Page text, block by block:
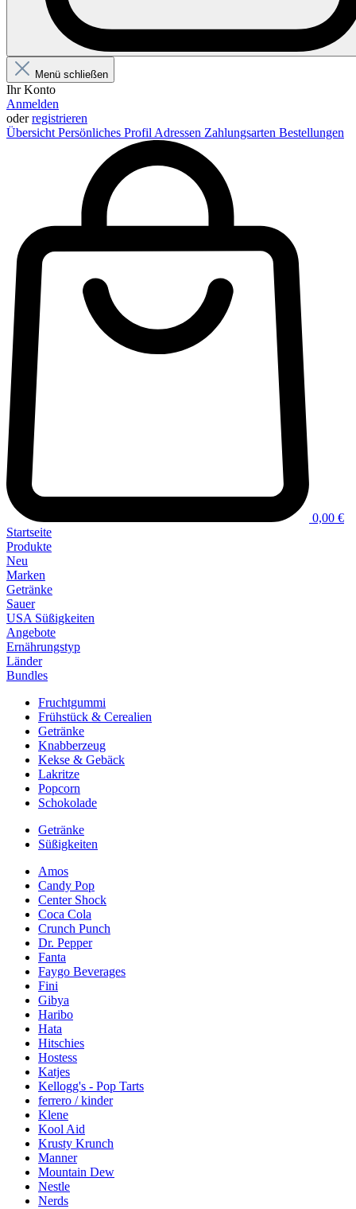
Menü schließen
Ihr Konto
Anmelden
oderregistrieren
Übersicht Persönliches Profil Adressen Zahlungsarten Bestellungen
0,00 €
Startseite
Produkte
Neu
Marken
Getränke
Sauer
USA Süßigkeiten
Angebote
Ernährungstyp
Länder
Bundles
Fruchtgummi
Frühstück & Cerealien
Getränke
Knabberzeug
Kekse & Gebäck
Lakritze
Popcorn
Schokolade
Getränke
Süßigkeiten
Amos
Candy Pop
Center Shock
Coca Cola
Crunch Punch
Dr. Pepper
Fanta
Faygo Beverages
Fini
Gibya
Haribo
Hata
Hitschies
Hostess
Katjes
Kellogg's - Pop Tarts
ferrero / kinder
Klene
Kool Aid
Krusty Krunch
Manner
Mountain Dew
Nestle
Nerds